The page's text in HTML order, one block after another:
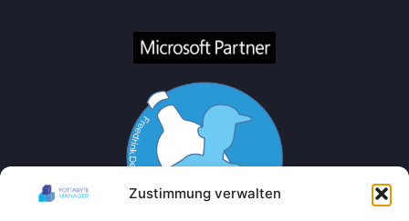
Zustimmung verwalten